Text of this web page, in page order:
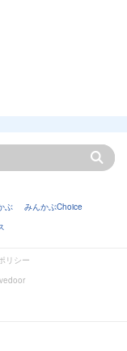
ぶ
みんかぶChoice
リシー